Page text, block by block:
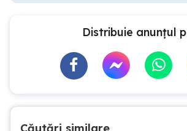
Distribuie anunțul